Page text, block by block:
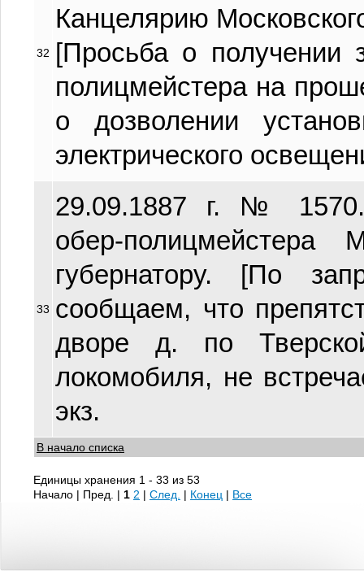
32
Канцелярию
[Просьба о получении
полицмейстера на
о дозволении
электрического
33
29.09.1887 г. № 1570.
обер-полицмейстера
губернатору. [По
сообщаем, что
дворе д. по
локомобиля, не
экз.
В начало списка
Единицы хранения 1 - 33 из 53
Начало | Пред. | 1 2 | След. | Конец | Все